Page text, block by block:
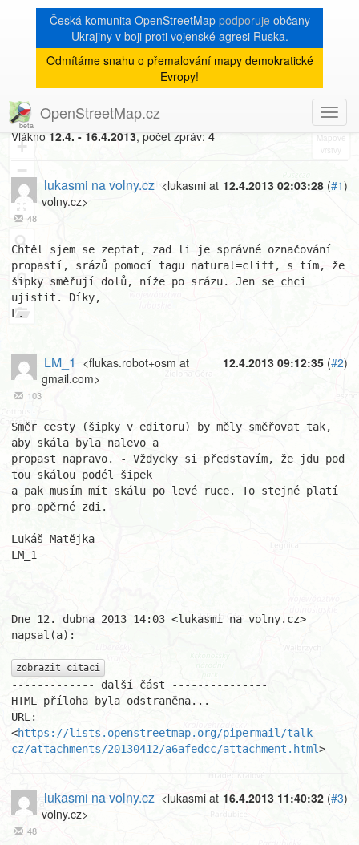
Česká komunita OpenStreetMap podporujeobčany
Ukrajiny v boji proti vojenské agresi Ruska.
Odmítáme snahu o přemalování mapy demokratické
Evropy!
OpenStreetMap.cz
8
+
−
« zpět na výpis měsíce
[Talk-cz]
Propasti, srázy
Vlákno 12.4. - 16.4.2013, počet zpráv: 4
12.4.2013 02:03:28 (#1)
lukasmi na volny.cz <lukasmi at
volny.cz>
48
Chtěl sjem se zeptat, zad li je správné označování
propastí, srázů pomocí tagu natural=cliff, s tím, že
šipky směřují dolů, níže po srázu. Jen se chci
ujistit. Díky,
L.
12.4.2013 09:12:35 (#2)
LM_1 <flukas.robot+osm at
gmail.com>
103
Směr cesty (šipky v editoru) by měly směřovat tak,
aby skála byla nalevo a
propast napravo. - Vždycky si představím, že jdu pod
tou skálou podél šipek
a pak musím mít skálu po levé ruce. To stejné platí
pro opěrné zdi.
Lukáš Matějka
LM_1
Dne 12. dubna 2013 14:03 <lukasmi na volny.cz>
napsal(a):
zobrazit citaci
------------- další část ---------------
HTML příloha byla odstraněna...
URL:
<https://lists.openstreetmap.org/pipermail/talk-
cz/attachments/20130412/a6afedcc/attachment.html>
16.4.2013 11:40:32 (#3)
lukasmi na volny.cz <lukasmi at
volny.cz>
48